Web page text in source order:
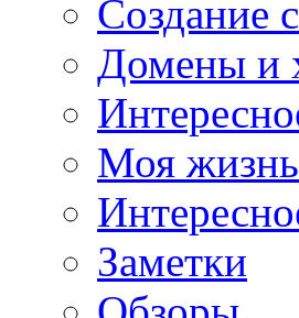
Создание
Домены и
Моя жизнь
Заметки